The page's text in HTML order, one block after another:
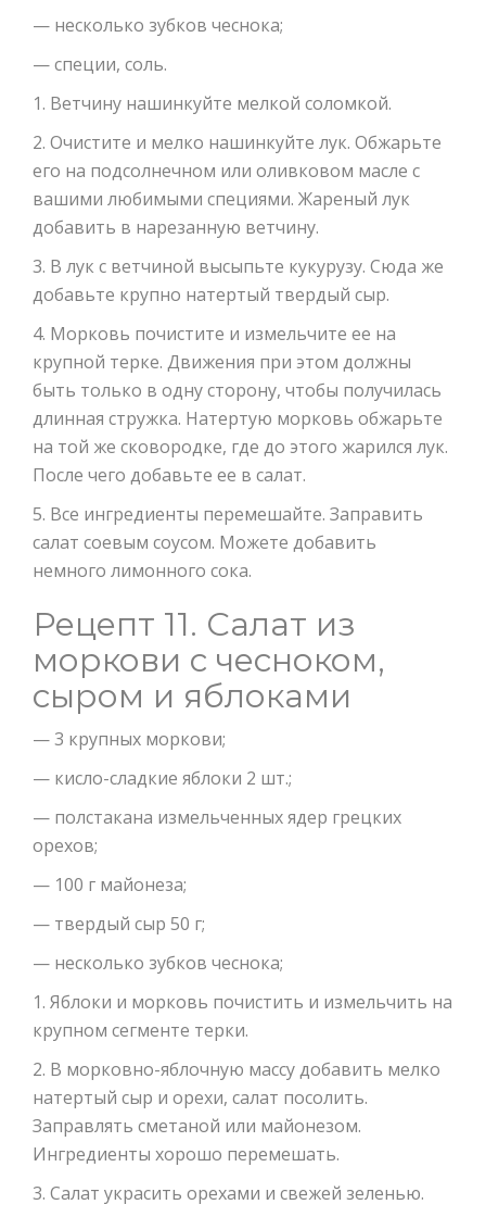
— несколько зубков чеснока;
— специи, соль.
1. Ветчину нашинкуйте мелкой соломкой.
2. Очистите и мелко нашинкуйте лук. Обжарьте
его на подсолнечном или оливковом масле с
вашими любимыми специями. Жареный лук
добавить в нарезанную ветчину.
3. В лук с ветчиной высыпьте кукурузу. Сюда же
добавьте крупно натертый твердый сыр.
4. Морковь почистите и измельчите ее на
крупной терке. Движения при этом должны
быть только в одну сторону, чтобы получилась
длинная стружка. Натертую морковь обжарьте
на той же сковородке, где до этого жарился лук.
После чего добавьте ее в салат.
5. Все ингредиенты перемешайте. Заправить
салат соевым соусом. Можете добавить
немного лимонного сока.
Рецепт 11. Салат из
моркови с чесноком,
сыром и яблоками
— 3 крупных моркови;
— кисло-сладкие яблоки 2 шт.;
— полстакана измельченных ядер грецких
орехов;
— 100 г майонеза;
— твердый сыр 50 г;
— несколько зубков чеснока;
1. Яблоки и морковь почистить и измельчить на
крупном сегменте терки.
2. В морковно-яблочную массу добавить мелко
натертый сыр и орехи, салат посолить.
Заправлять сметаной или майонезом.
Ингредиенты хорошо перемешать.
3. Салат украсить орехами и свежей зеленью.